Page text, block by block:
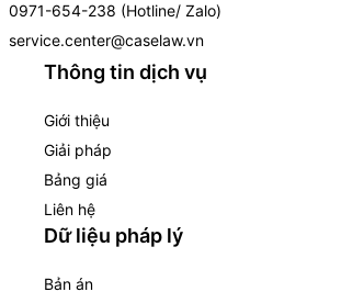
0971-654-238 (Hotline/ Zalo)
service.center@caselaw.vn
Thông tin dịch vụ
Giới thiệu
Giải pháp
Bảng giá
Liên hệ
Dữ liệu pháp lý
Bản án